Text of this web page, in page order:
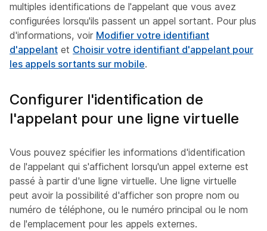
multiples identifications de l'appelant que vous avez
configurées lorsqu'ils passent un appel sortant. Pour plus
d'informations, voir Modifier votre identifiant
d'appelant et Choisir votre identifiant d'appelant pour
les appels sortants sur mobile.
Configurer l'identification de
l'appelant pour une ligne virtuelle
Vous pouvez spécifier les informations d'identification
de l'appelant qui s'affichent lorsqu'un appel externe est
passé à partir d'une ligne virtuelle. Une ligne virtuelle
peut avoir la possibilité d'afficher son propre nom ou
numéro de téléphone, ou le numéro principal ou le nom
de l'emplacement pour les appels externes.